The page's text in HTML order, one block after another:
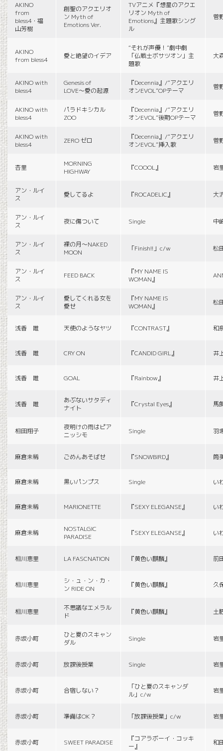
AKINO
from
bless4・福
山芳樹
創聖のアクエリオ
ン Myth of
Emotions Ver.
TVアニメ『想星のアクエ
リオン Myth of
Emotions』主題歌シング
ル
菅
AKINO
from bless4
愛と絶望のイデア
“それが声優！”劇中劇
「仏戦士ボサツオン」主
題歌
大
AKINO with
bless4
Genesis of
LOVE〜愛の起源
『Decennia』/“アクエリ
オンEVOL”OPテーマ
菅
AKINO with
bless4
パラドキシカル
ZOO
『Decennia』/“アクエリ
オンEVOL”後期OPテーマ
菅
AKINO with
bless4
ZERO ゼロ
『Decennia』/“アクエリ
オンEVOL”挿入歌
菅
杏里
MORNING
HIGHWAY
『COOOL』 岩
アン・ルイ
ス
愛してるよ 『ROCADELIC』 大
アン・ルイ
ス
夜に傷ついて Single 中
アン・ルイ
ス
裸の月〜NAKED
MOON
「Finish!!」c/w 松
アン・ルイ
ス
FEED BACK
『MY NAME IS
WOMAN』
アン・ルイ
ス
愛してくれる女を
愛せ
『MY NAME IS
WOMAN』
松
浅香 唯 天使のようなヤツ 『CONTRAST』 和
浅香 唯 CRY ON 『CANDID GIRL』 井
浅香 唯 GOAL 『Rainbow』 井
浅香 唯
あぶないサタディ
ナイト
『Crystal Eyes』 馬
相田翔子
夜明けの雨はピア
ニッシモ
Single 羽
麻倉未稀 ごめんあそばせ 『SNOWBIRD』 筒
麻倉未稀 黒いパンプス Single い
麻倉未稀 MARIONETTE 『SEXY ELEGANSE』 い
麻倉未稀
NOSTALGIC
PARADISE
『SEXY ELEGANSE』 い
相川恵里 LA FASCNATION 『黄色い麒麟』 前
相川恵里
シ・ュ・ン・カ・
ン RIDE ON
『黄色い麒麟』 久
相川恵里
不思議なエメラル
ド
『黄色い麒麟』 土
赤坂小町
ひと夏のスキャン
ダル
Single 岩
赤坂小町 放課後授業 Single 岩
赤坂小町 合宿しない？
「ひと夏のスキャンダ
ル」c/w
岩
赤坂小町 準備はOK？ 「放課後授業」c/w 岩
赤坂小町 SWEET PARADISE
『コアラボーイ・コッキ
ー』
和